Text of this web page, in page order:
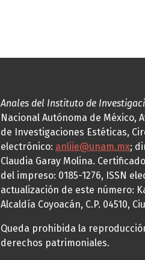
Anales del Instituto de
Nacional Autónoma de México,
de Investigaciones Estéticas,
electrónico: anliie@unam.mx;
Claudia Garay Molina.
del impreso: 0185-1276, ISSN
actualización de este número:
Alcaldía Coyoacán, C.P. 04510,
Queda prohibida la
derechos patrimoniales.